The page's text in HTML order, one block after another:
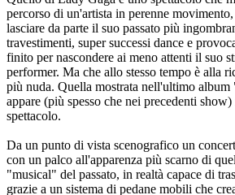
percorso di un'artista in perenne
lasciare da parte il suo passato più
travestimenti, super successi dance e
finito per nascondere ai meno attenti il suo
performer. Ma che allo stesso tempo è alla
più nuda. Quella mostrata nell'ultimo album
appare (più spesso che nei precedenti
spettacolo.
Da un punto di vista scenografico un
con un palco all'apparenza più scarno di
"musical" del passato, in realtà capace di
grazie a un sistema di pedane mobili che